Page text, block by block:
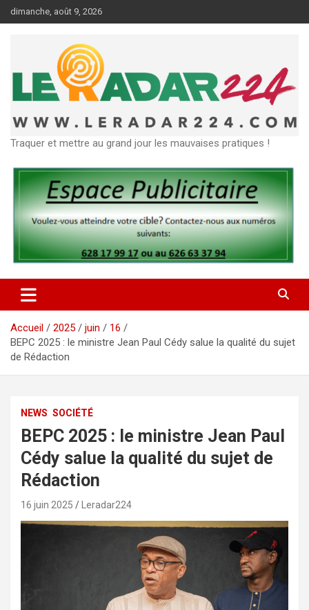
Aller
au
dimanche, août 9, 2026
Traquer et mettre au grand jour les mauvaises pratiques !
Accueil 2025 juin
16
BEPC 2025 : le ministre Jean Paul Cédy salue la qualité du sujet
de Rédaction
NEWS SOCIÉTÉ
BEPC 2025 : le ministre Jean Paul
Cédy salue la qualité du sujet de
Rédaction
16 juin 2025 Leradar224